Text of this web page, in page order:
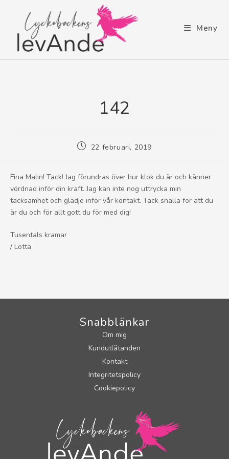
Meny
142
22 februari, 2019
Fina Malin! Tack! Jag förundras över hur klok du är och känner
vördnad inför din kraft. Jag kan inte nog uttrycka min
tacksamhet och glädje inför vår kontakt. Tack snälla för att du
är du och för allt gott du för med dig!
Tusentals kramar
/ Lotta
Snabblänkar
Om mig
Kundutlåtanden
Kontakt
Integritetspolicy
Cookiepolicy